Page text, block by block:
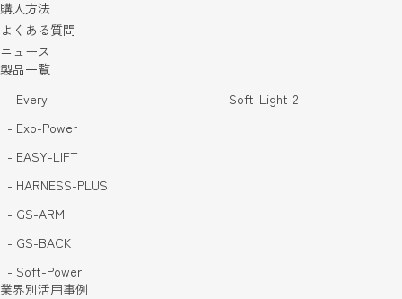
購入方法
よくある質問
ニュース
製品一覧
- Every
- Exo-Power
- EASY-LIFT
- HARNESS-PLUS
- GS-ARM
- GS-BACK
- Soft-Power
- Soft-Light-2
業界別活用事例